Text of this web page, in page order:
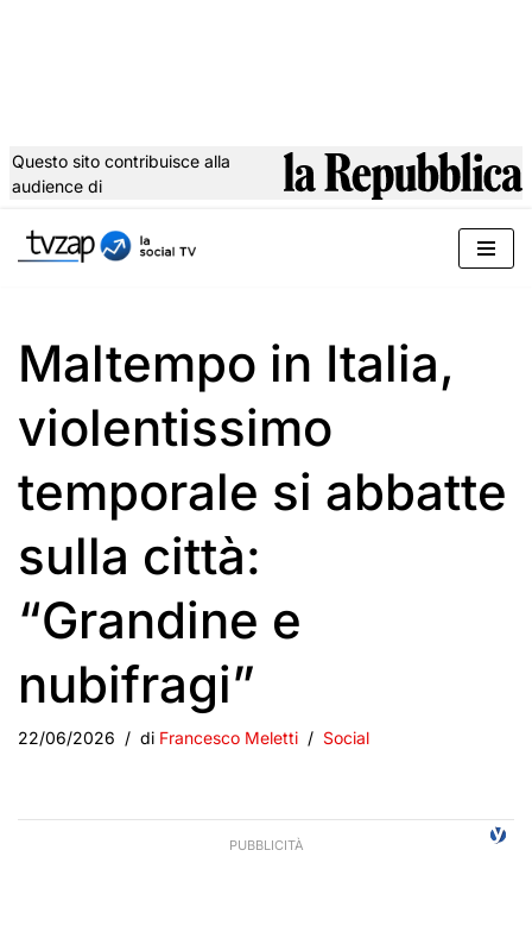
al
Questo sito contribuisce alla
audience di
Maltempo in Italia,
violentissimo
temporale si abbatte
sulla città:
“Grandine e
nubifragi”
22/06/2026 di Francesco Meletti Social